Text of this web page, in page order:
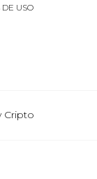
USO
Cripto